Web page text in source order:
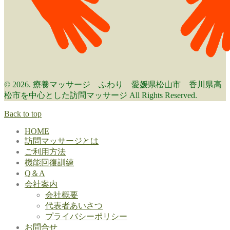
© 2026. 療養マッサージ ふわり 愛媛県松山市 香川県高
松市を中心とした訪問マッサージ All Rights Reserved.
Back to top
HOME
訪問マッサージとは
ご利用方法
機能回復訓練
Q＆A
会社案内
会社概要
代表者あいさつ
プライバシーポリシー
お問合せ